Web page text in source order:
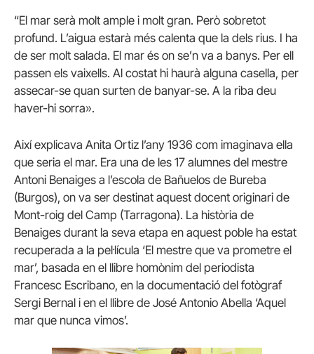
“El mar serà molt ample i molt gran. Però sobretot
profund. L’aigua estarà més calenta que la dels rius. I ha
de ser molt salada. El mar és on se’n va a banys. Per ell
passen els vaixells. Al costat hi haurà alguna casella, per
assecar-se quan surten de banyar-se. A la riba deu
haver-hi sorra».
Així explicava Anita Ortiz l’any 1936 com imaginava ella
que seria el mar. Era una de les 17 alumnes del mestre
Antoni Benaiges a l’escola de Bañuelos de Bureba
(Burgos), on va ser destinat aquest docent originari de
Mont-roig del Camp (Tarragona). La història de
Benaiges durant la seva etapa en aquest poble ha estat
recuperada a la pel·lícula ‘El mestre que va prometre el
mar’, basada en el llibre homònim del periodista
Francesc Escribano, en la documentació del fotògraf
Sergi Bernal i en el llibre de José Antonio Abella ‘Aquel
mar que nunca vimos’.